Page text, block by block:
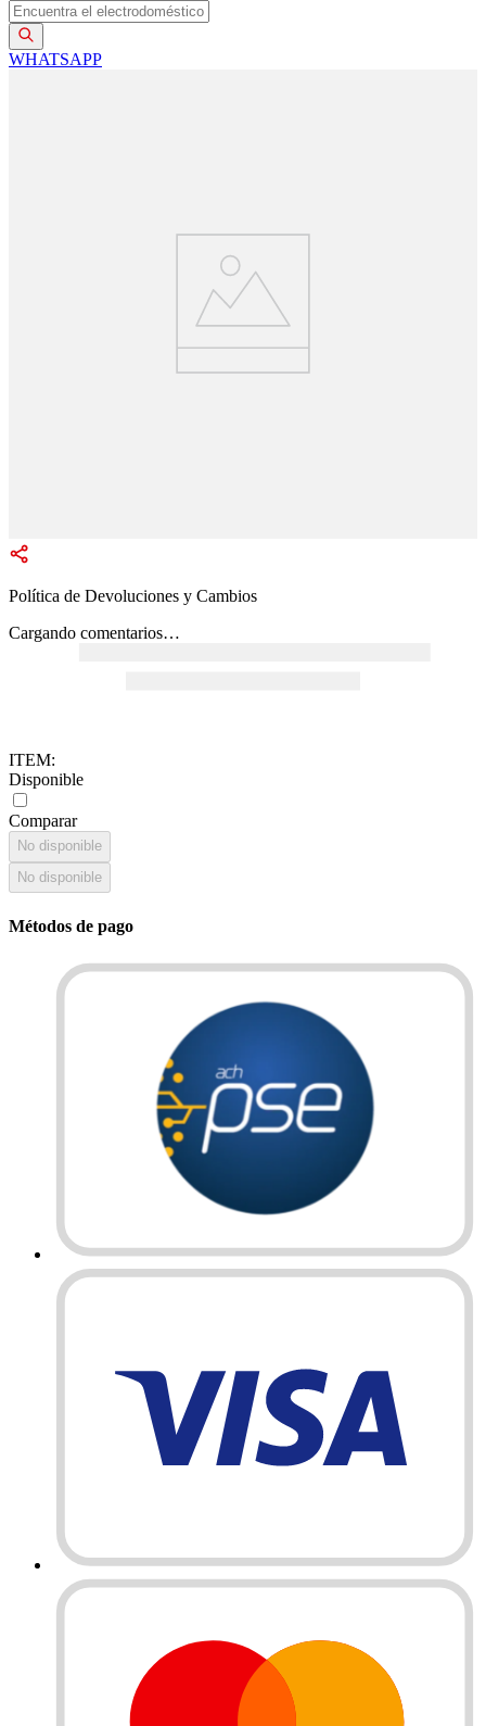
WHATSAPP
Política de Devoluciones y Cambios
Cargando comentarios…
ITEM:
Disponible
Comparar
No disponible
No disponible
Métodos de pago